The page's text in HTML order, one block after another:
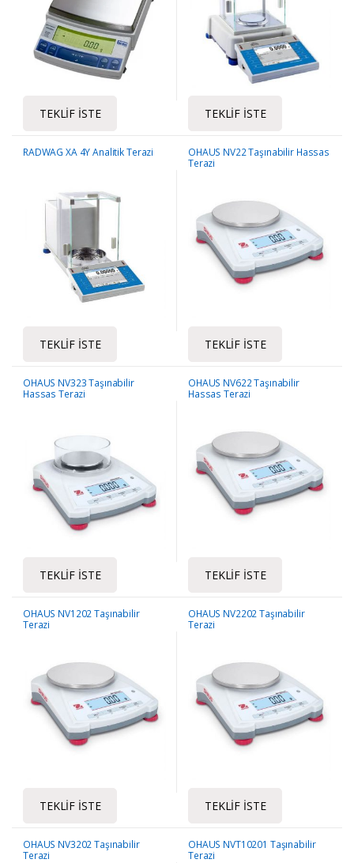
TEKLIF İSTE TEKLIF İSTE
RADWAG XA 4Y Analitik Terazi
TEKLIF İSTE
OHAUS NV22 Taşınabilir Hassas
Terazi
TEKLIF İSTE
OHAUS NV323 Taşınabilir
Hassas Terazi
TEKLIF İSTE
OHAUS NV622 Taşınabilir
Hassas Terazi
TEKLIF İSTE
OHAUS NV1202 Taşınabilir
Terazi
TEKLIF İSTE
OHAUS NV2202 Taşınabilir
Terazi
TEKLIF İSTE
OHAUS NV3202 Taşınabilir
Terazi
OHAUS NVT10201 Taşınabilir
Terazi